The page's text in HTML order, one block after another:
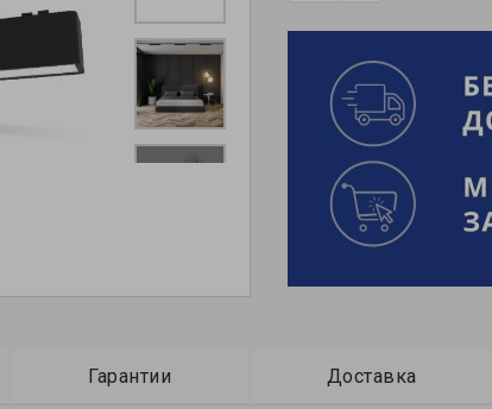
Гарантии Доставка